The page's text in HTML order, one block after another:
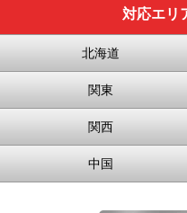
対応エリ
北海道
関東
関西
中国